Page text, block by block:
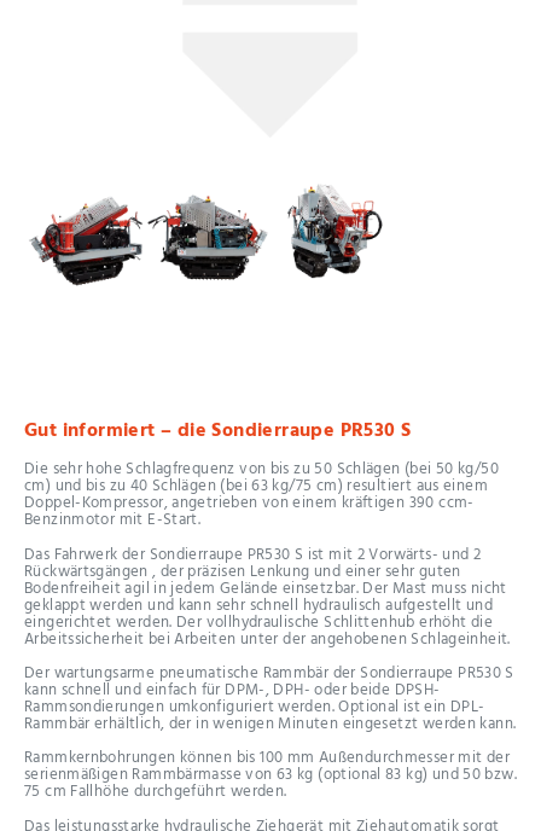
Gut informiert – die Sondierraupe PR530 S
Die sehr hohe Schlagfrequenz von bis zu 50 Schlägen (bei 50 kg/50
cm) und bis zu 40 Schlägen (bei 63 kg/75 cm) resultiert aus einem
Doppel-Kompressor, angetrieben von einem kräftigen 390 ccm-
Benzinmotor mit E-Start.
Das Fahrwerk der Sondierraupe PR530 S ist mit 2 Vorwärts- und 2
Rückwärtsgängen , der präzisen Lenkung und einer sehr guten
Bodenfreiheit agil in jedem Gelände einsetzbar. Der Mast muss nicht
geklappt werden und kann sehr schnell hydraulisch aufgestellt und
eingerichtet werden. Der vollhydraulische Schlittenhub erhöht die
Arbeitssicherheit bei Arbeiten unter der angehobenen Schlageinheit.
Der wartungsarme pneumatische Rammbär der Sondierraupe PR530 S
kann schnell und einfach für DPM-, DPH- oder beide DPSH-
Rammsondierungen umkonfiguriert werden. Optional ist ein DPL-
Rammbär erhältlich, der in wenigen Minuten eingesetzt werden kann.
Rammkernbohrungen können bis 100 mm Außendurchmesser mit der
serienmäßigen Rammbärmasse von 63 kg (optional 83 kg) und 50 bzw.
75 cm Fallhöhe durchgeführt werden.